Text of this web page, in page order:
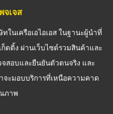
จเจส
ในเครือเอไอเอส ในฐานะผู้นำที่
ติ้ง ผ่านเว็บไซต์รวมสินค้าและ
จสอบและยืนยันตัวตนจริง และ
จะมอบบริการที่เหนือความคาด
ภาพ